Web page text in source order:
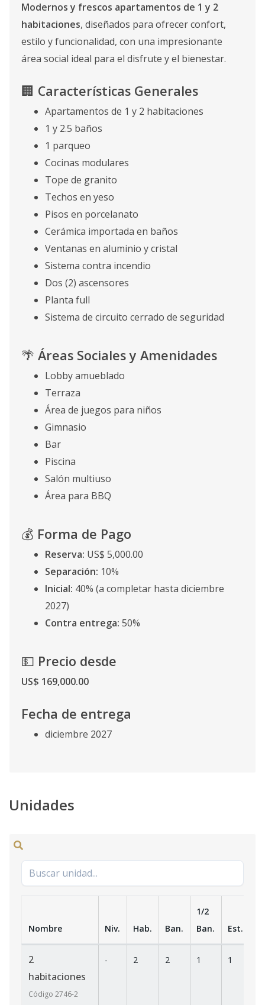
Modernos y frescos apartamentos de 1 y 2
habitaciones, diseñados para ofrecer confort,
estilo y funcionalidad, con una impresionante
área social ideal para el disfrute y el bienestar.
🏢 Características Generales
Apartamentos de 1 y 2 habitaciones
1 y 2.5 baños
1 parqueo
Cocinas modulares
Tope de granito
Techos en yeso
Pisos en porcelanato
Cerámica importada en baños
Ventanas en aluminio y cristal
Sistema contra incendio
Dos (2) ascensores
Planta full
Sistema de circuito cerrado de seguridad
🌴 Áreas Sociales y Amenidades
Lobby amueblado
Terraza
Área de juegos para niños
Gimnasio
Bar
Piscina
Salón multiuso
Área para BBQ
💰 Forma de Pago
Reserva: US$ 5,000.00
Separación: 10%
Inicial: 40% (a completar hasta diciembre
2027)
Contra entrega: 50%
💵 Precio desde
US$ 169,000.00
Fecha de entrega
diciembre 2027
Unidades
Nombre Niv. Hab. Ban.
1/2
Ban.
Est.
2
habitaciones
Código 2746-2
- 2 2 1 1